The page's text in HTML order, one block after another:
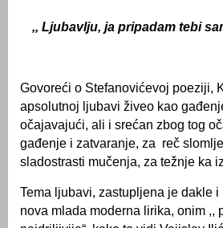
,, Ljubavlјu, ja pripadam tebi
Govoreći o Stefanovićevoj poeziji,
apsolutnoj lјubavi živeo kao
očajavajući, ali i srećan zbog tog
gađenje i zatvaranje, za reč
sladostrasti mučenja, za težnje ka
Tema lјubavi, zastuplјena je
nova mlada moderna lirika, onim ,,